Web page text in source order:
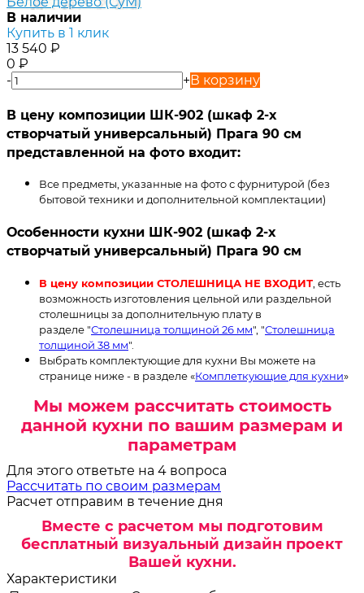
В наличии
Купить в 1 клик
13 540 ₽
0 ₽
-
+В корзину
В цену композиции ШК-902 (шкаф 2-х
створчатый универсальный) Прага 90 см
представленной на фото входит:
Все предметы, указанные на фото с фурнитурой (без
бытовой техники и дополнительной комплектации)
Особенности кухни ШК-902 (шкаф 2-х
створчатый универсальный) Прага 90 см
В цену композиции СТОЛЕШНИЦА НЕ ВХОДИТ, есть
возможность изготовления цельной или раздельной
столешницы за дополнительную плату в
разделе "Столешница толщиной 26 мм", "Столешница
толщиной 38 мм".
Выбрать комплектующие для кухни Вы можете на
странице ниже - в разделе «Комплеткующие для кухни»
Мы можем рассчитать стоимость
данной кухни по вашим размерам и
параметрам
Для этого ответьте на 4 вопроса
Рассчитать по своим размерам
Расчет отправим в течение дня
Вместе с расчетом мы подготовим
бесплатный визуальный дизайн проект
Вашей кухни.
Характеристики